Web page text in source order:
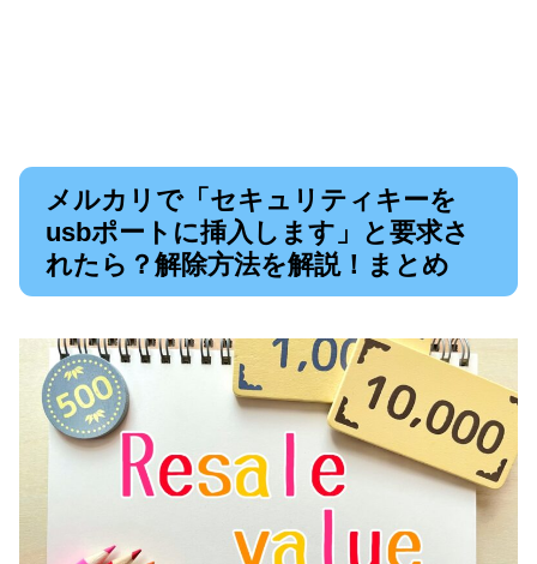
メルカリで「セキュリティキーを
usbポートに挿入します」と要求さ
れたら？解除方法を解説！まとめ